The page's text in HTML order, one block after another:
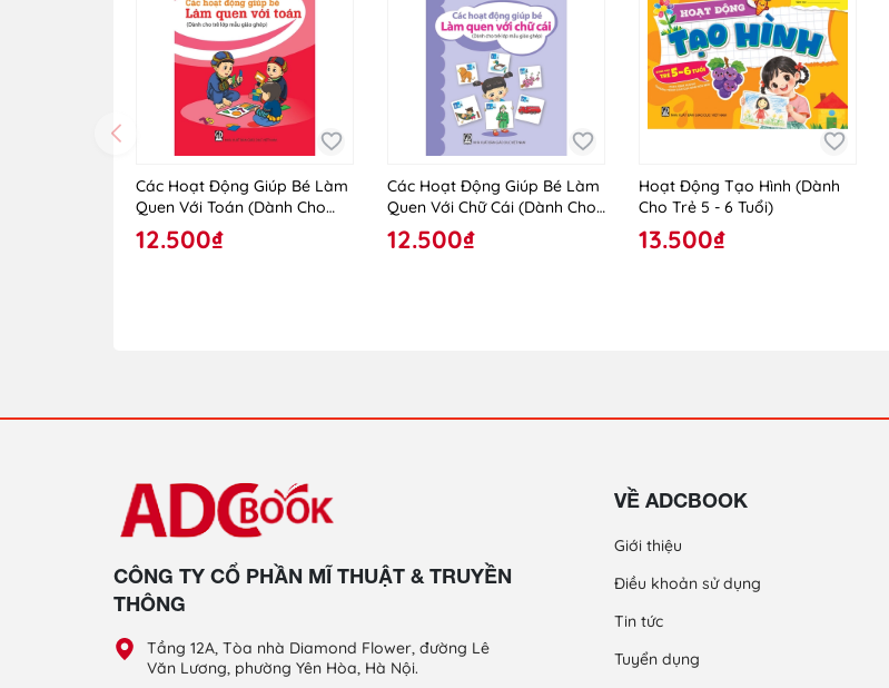
Các Hoạt Động Giúp Bé Làm
Quen Với Toán (Dành Cho
Trẻ Lớp Mẫu Giáo Ghép)
12.500₫
Các Hoạt Động Giúp Bé Làm
Quen Với Chữ Cái (Dành Cho
Trẻ Lớp Mẫu Giáo Ghép)
12.500₫
Hoạt Động Tạo Hình (Dành
Cho Trẻ 5 - 6 Tuổi)
13.500₫
CÔNG TY CỔ PHẦN MĨ THUẬT & TRUYỀN
THÔNG
Tầng 12A, Tòa nhà Diamond Flower, đường Lê
Văn Lương, phường Yên Hòa, Hà Nội.
VỀ ADCBOOK
Giới thiệu
Điều khoản sử dụng
Tin tức
Tuyển dụng